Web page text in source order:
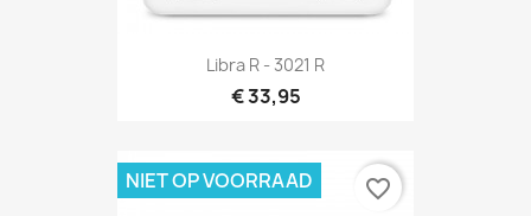
Libra R - 3021 R
€ 33,95
NIET OP VOORRAAD favorite_border